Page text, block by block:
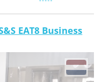
EAT8 Business